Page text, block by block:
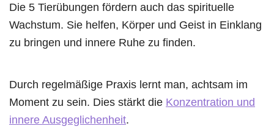
Die 5 Tierübungen fördern auch das spirituelle
Wachstum. Sie helfen, Körper und Geist in Einklang
zu bringen und innere Ruhe zu finden.
Durch regelmäßige Praxis lernt man, achtsam im
Moment zu sein. Dies stärkt die Konzentration und
innere Ausgeglichenheit.